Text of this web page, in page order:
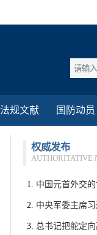
法规文献 国防动员
权威发布
AUTHORITATIVE
中国元首外交
中央军委主席
总书记把舵定